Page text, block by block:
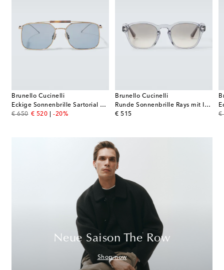
Brunello Cucinelli
Eckige Sonnenbrille Sartorial Sunset
€ 650
original price
€ 520
discount price
-20%
Brunello Cucinelli
Runde Sonnenbrille Rays mit Intarsien
€ 515
original price
€
Neue Saison The Row
Shop now